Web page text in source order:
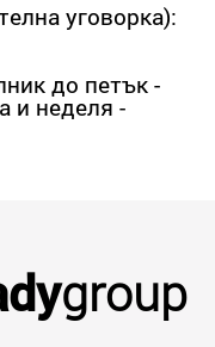
уговорка):
до петък -
и неделя -
group